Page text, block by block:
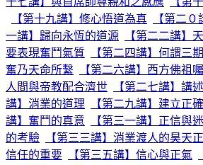
【第十九講】修心悟道為真
【第二
一講】歸向永恆的道源
【第二二講】
要表現奮鬥氣質
【第二四講】何謂三
奮乃天命所繫
【第二六講】西方佛祖
人間與帝教配合濟世
【第二七講】講
講】消業的道理
【第二九講】建立正
講】奮鬥的真意
【第三一講】正信與
的考驗
【第三三講】消業渡人的昊天
信任的重要
【第三五講】信心與正氣